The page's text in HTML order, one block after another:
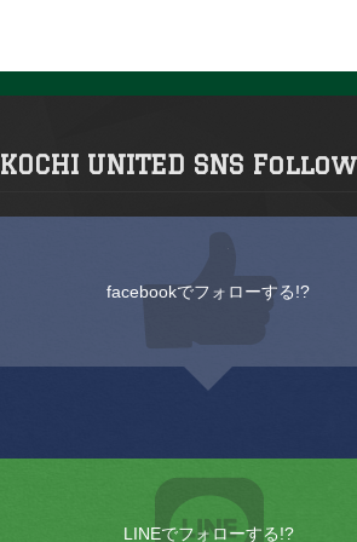
KOCHI UNITED SNS Follow
facebookでフォローする!?
LINEでフォローする!?